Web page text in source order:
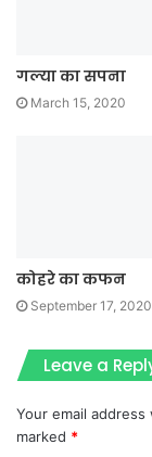
गल्या का सपना
March 15, 2020
कोहरे का कफन
September 17, 2020
Leave a
Your email
marked *